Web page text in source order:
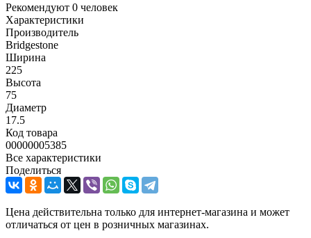
Рекомендуют 0 человек
Характеристики
Производитель
Bridgestone
Ширина
225
Высота
75
Диаметр
17.5
Код товара
00000005385
Все характеристики
Поделиться
Цена действительна только для интернет-магазина и может
отличаться от цен в розничных магазинах.